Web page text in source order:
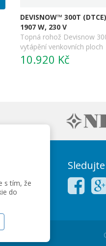
DEVISNOW™ 300T
1907 W, 230 V
Topná rohož Devisnow
vytápění venkovních ploch
10.920 Kč
s tím, že
do